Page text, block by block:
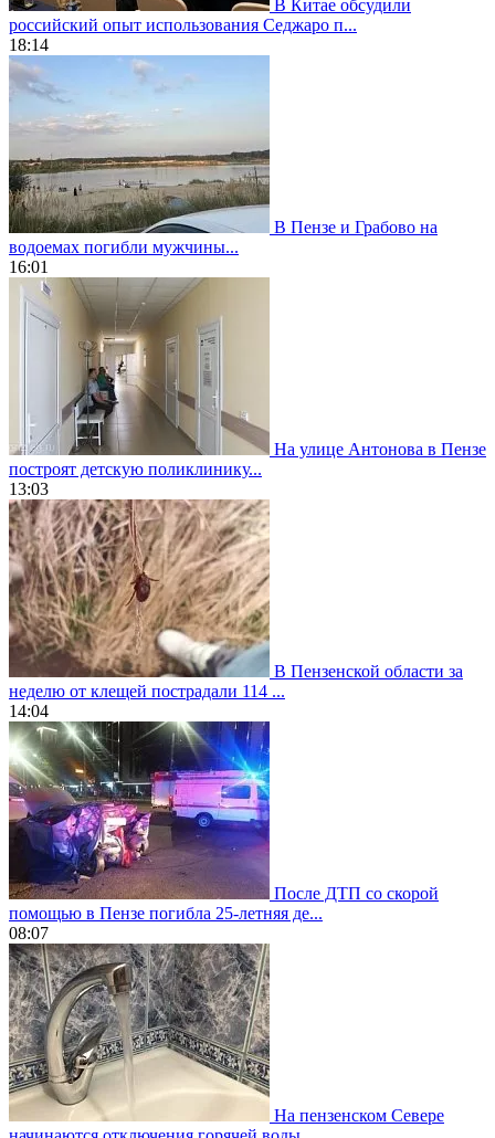
В Китае обсудили
российский опыт использования Седжаро п...
18:14
В Пензе и Грабово на
водоемах погибли мужчины...
16:01
На улице Антонова в Пензе
построят детскую поликлинику...
13:03
В Пензенской области за
неделю от клещей пострадали 114 ...
14:04
После ДТП со скорой
помощью в Пензе погибла 25-летняя де...
08:07
На пензенском Севере